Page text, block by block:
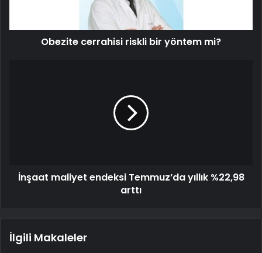
Obezite cerrahisi riskli bir yöntem mi?
İnşaat maliyet endeksi Temmuz’da yıllık %22,98
arttı
İlgili Makaleler